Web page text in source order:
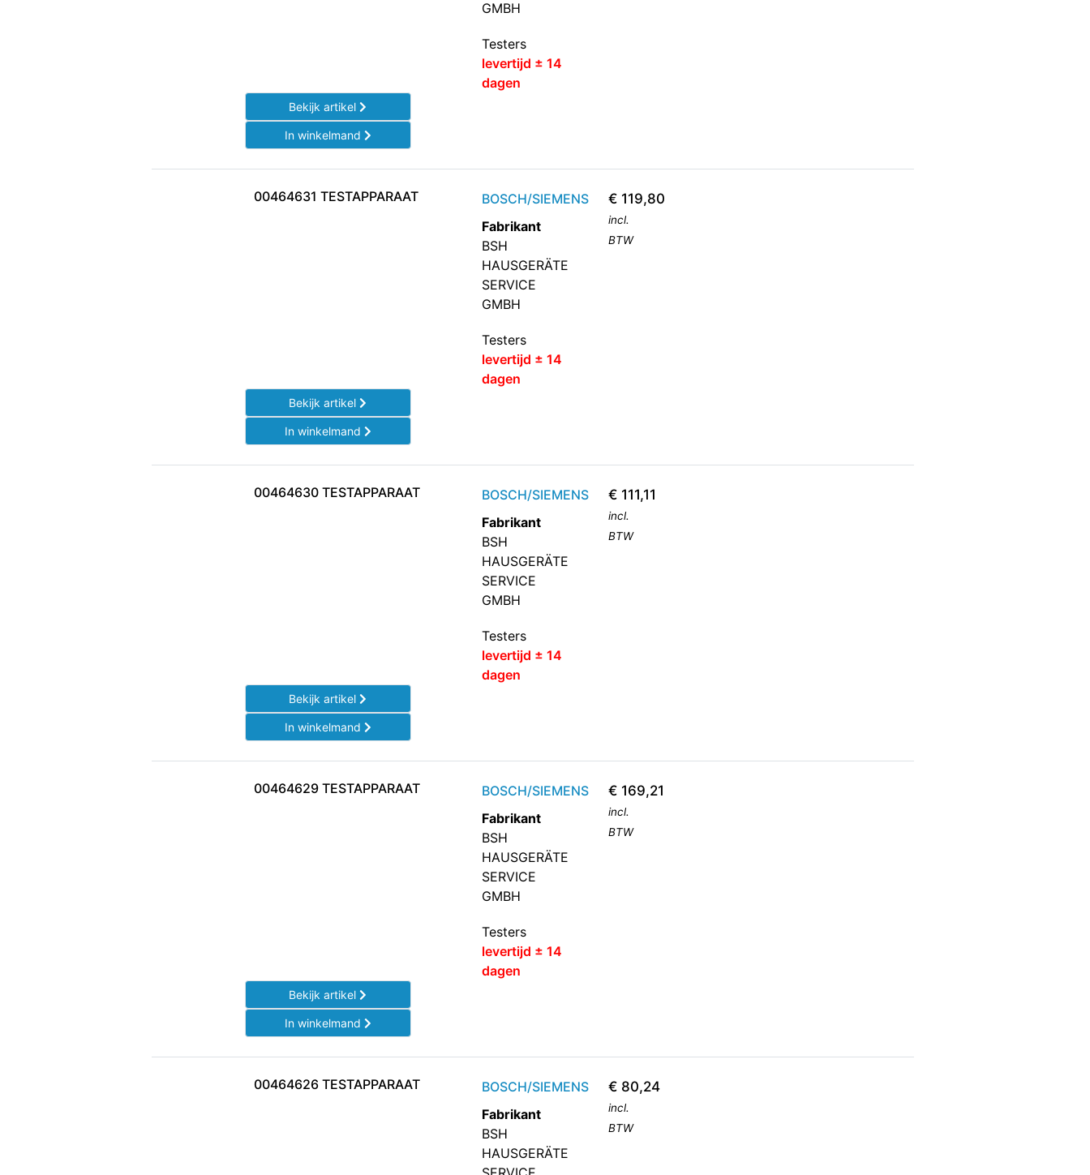
GMBH
Testers
levertijd ± 14
dagen
Bekijk artikel
In winkelmand
00464631 TESTAPPARAAT
BOSCH/SIEMENS
Fabrikant
BSH
HAUSGERÄTE
SERVICE
GMBH
Testers
levertijd ± 14
dagen
€ 119,80
incl.
BTW
Bekijk artikel
In winkelmand
00464630 TESTAPPARAAT
BOSCH/SIEMENS
Fabrikant
BSH
HAUSGERÄTE
SERVICE
GMBH
Testers
levertijd ± 14
dagen
€ 111,11
incl.
BTW
Bekijk artikel
In winkelmand
00464629 TESTAPPARAAT
BOSCH/SIEMENS
Fabrikant
BSH
HAUSGERÄTE
SERVICE
GMBH
Testers
levertijd ± 14
dagen
€ 169,21
incl.
BTW
Bekijk artikel
In winkelmand
00464626 TESTAPPARAAT
BOSCH/SIEMENS
Fabrikant
BSH
HAUSGERÄTE
€ 80,24
incl.
BTW